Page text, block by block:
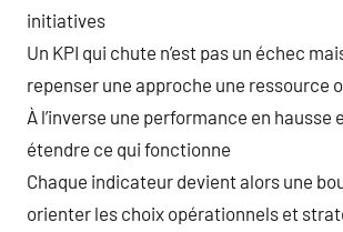
initiatives
Un KPI qui chute n’est pas un échec
repenser une approche une ressource
À l’inverse une performance en hausse
étendre ce qui fonctionne
Chaque indicateur devient alors une
orienter les choix opérationnels et